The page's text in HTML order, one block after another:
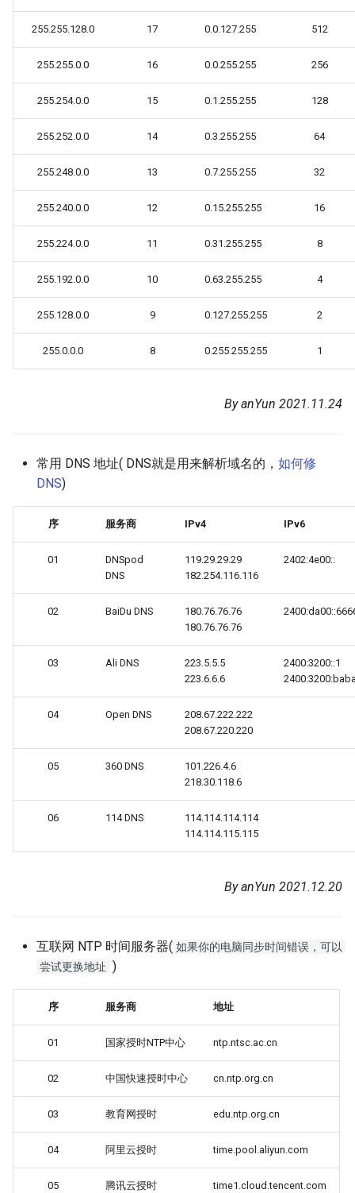
255.255.128.0 17 0.0.127.255 512
255.255.0.0 16 0.0.255.255 256
255.254.0.0 15 0.1.255.255 128
255.252.0.0 14 0.3.255.255 64
255.248.0.0 13 0.7.255.255 32
255.240.0.0 12 0.15.255.255 16
255.224.0.0 11 0.31.255.255 8
255.192.0.0 10 0.63.255.255 4
255.128.0.0 9 0.127.255.255 2
255.0.0.0 8 0.255.255.255 1
By anYun 2021.11.24
常用 DNS 地址( DNS就是用来解析域名的， 如何修
DNS)
序 服务商 IPv4 IPv6
01
DNSpod
DNS
119.29.29.29
182.254.116.116
2402:4e00::
02 BaiDu DNS
180.76.76.76
180.76.76.76
03 Ali DNS
223.5.5.5
223.6.6.6
2400:3200::1
04 Open DNS
208.67.222.222
208.67.220.220
05 360 DNS
101.226.4.6
218.30.118.6
06 114 DNS
114.114.114.114
114.114.115.115
By anYun 2021.12.20
互联网 NTP 时间服务器( 如果你的电脑同步时间错误，可以
尝试更换地址 )
序 服务商 地址
01 国家授时NTP中心 ntp.ntsc.ac.cn
02 中国快速授时中心 cn.ntp.org.cn
03 教育网授时 edu.ntp.org.cn
04 阿里云授时 time.pool.aliyun.com
05 腾讯云授时 time1.cloud.tencent.com